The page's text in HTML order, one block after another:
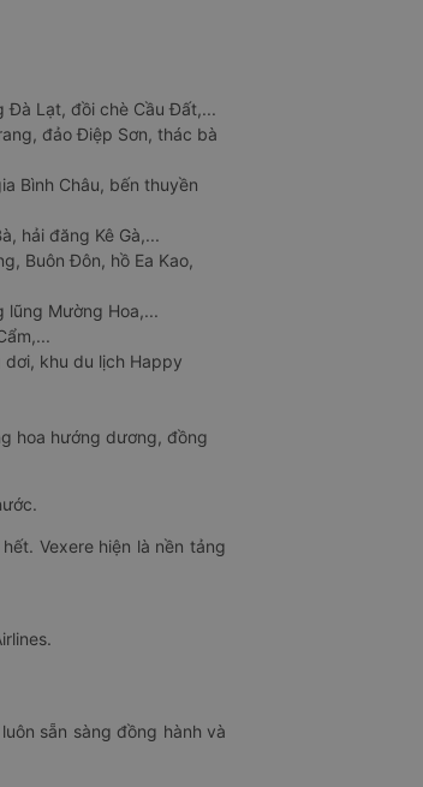
Đà Lạt, đồi chè Cầu Đất,...
đảo Điệp Sơn, thác bà
Bình Châu, bến thuyền
hải đăng Kê Gà,...
Buôn Đôn, hồ Ea Kao,
lũng Mường Hoa,...
dơi, khu du lịch Happy
hoa hướng dương, đồng
Vexere hiện là nền tảng
sẵn sàng đồng hành và